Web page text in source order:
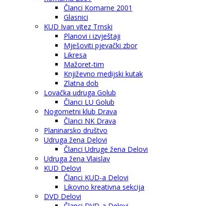
Članci Komarne 2001
Glasnici
KUD Ivan vitez Trnski
Planovi i izvještaji
Mješoviti pjevački zbor
Likresa
Mažoret-tim
Književno medijski kutak
Zlatna dob
Lovačka udruga Golub
Članci LU Golub
Nogometni klub Drava
Članci NK Drava
Planinarsko društvo
Udruga žena Delovi
Članci Udruge žena Delovi
Udruga žena Vlaislav
KUD Delovi
Članci KUD-a Delovi
Likovno kreativna sekcija
DVD Delovi